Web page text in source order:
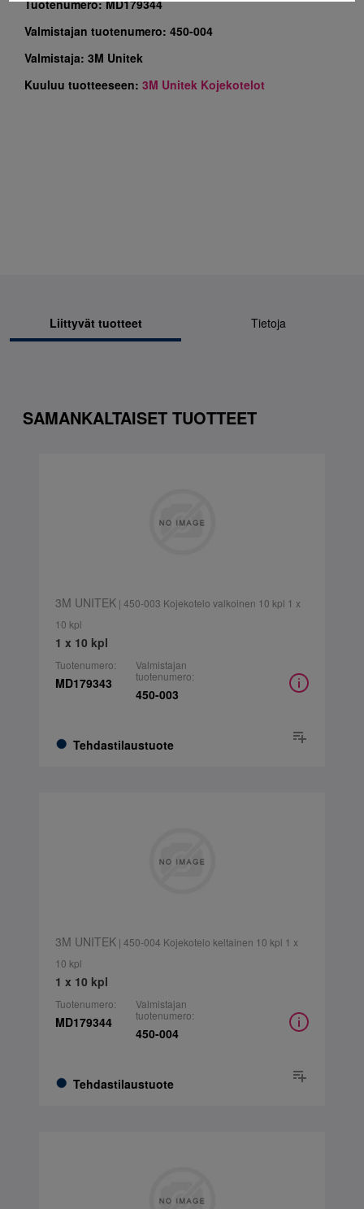
Tuotenumero:MD179344
Valmistajan tuotenumero: 450-004
Valmistaja: 3M Unitek
Kuuluu tuotteeseen: 3M Unitek Kojekotelot
Liittyvät tuotteet Tietoja
SAMANKALTAISET TUOTTEET
3M UNITEK| 450-003 Kojekotelo valkoinen 10 kpl 1 x
10 kpl
1 x 10 kpl
Tuotenumero:
MD179343
Tehdastilaustuote
Valmistajan
tuotenumero:
450-003
3M UNITEK| 450-004 Kojekotelo keltainen 10 kpl 1 x
10 kpl
1 x 10 kpl
Tuotenumero:
MD179344
Tehdastilaustuote
Valmistajan
tuotenumero:
450-004